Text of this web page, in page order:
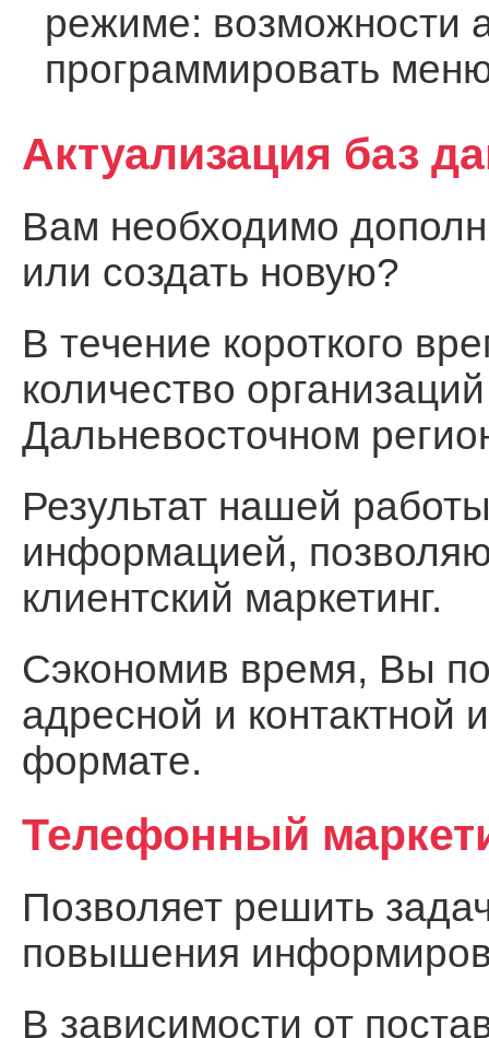
режиме: возможности
программировать
Актуализация баз
Вам необходимо
или создать новую?
В течение короткого
количество
Дальневосточном
Результат нашей
информацией,
клиентский маркетинг.
Сэкономив время, Вы
адресной и
формате.
Телефонный
Позволяет решить
повышения
В зависимости от